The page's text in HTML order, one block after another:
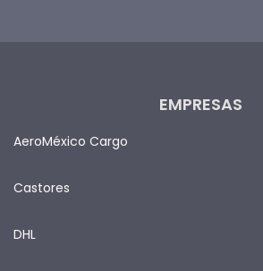
EMPRESAS
AeroMéxico Cargo
Castores
DHL